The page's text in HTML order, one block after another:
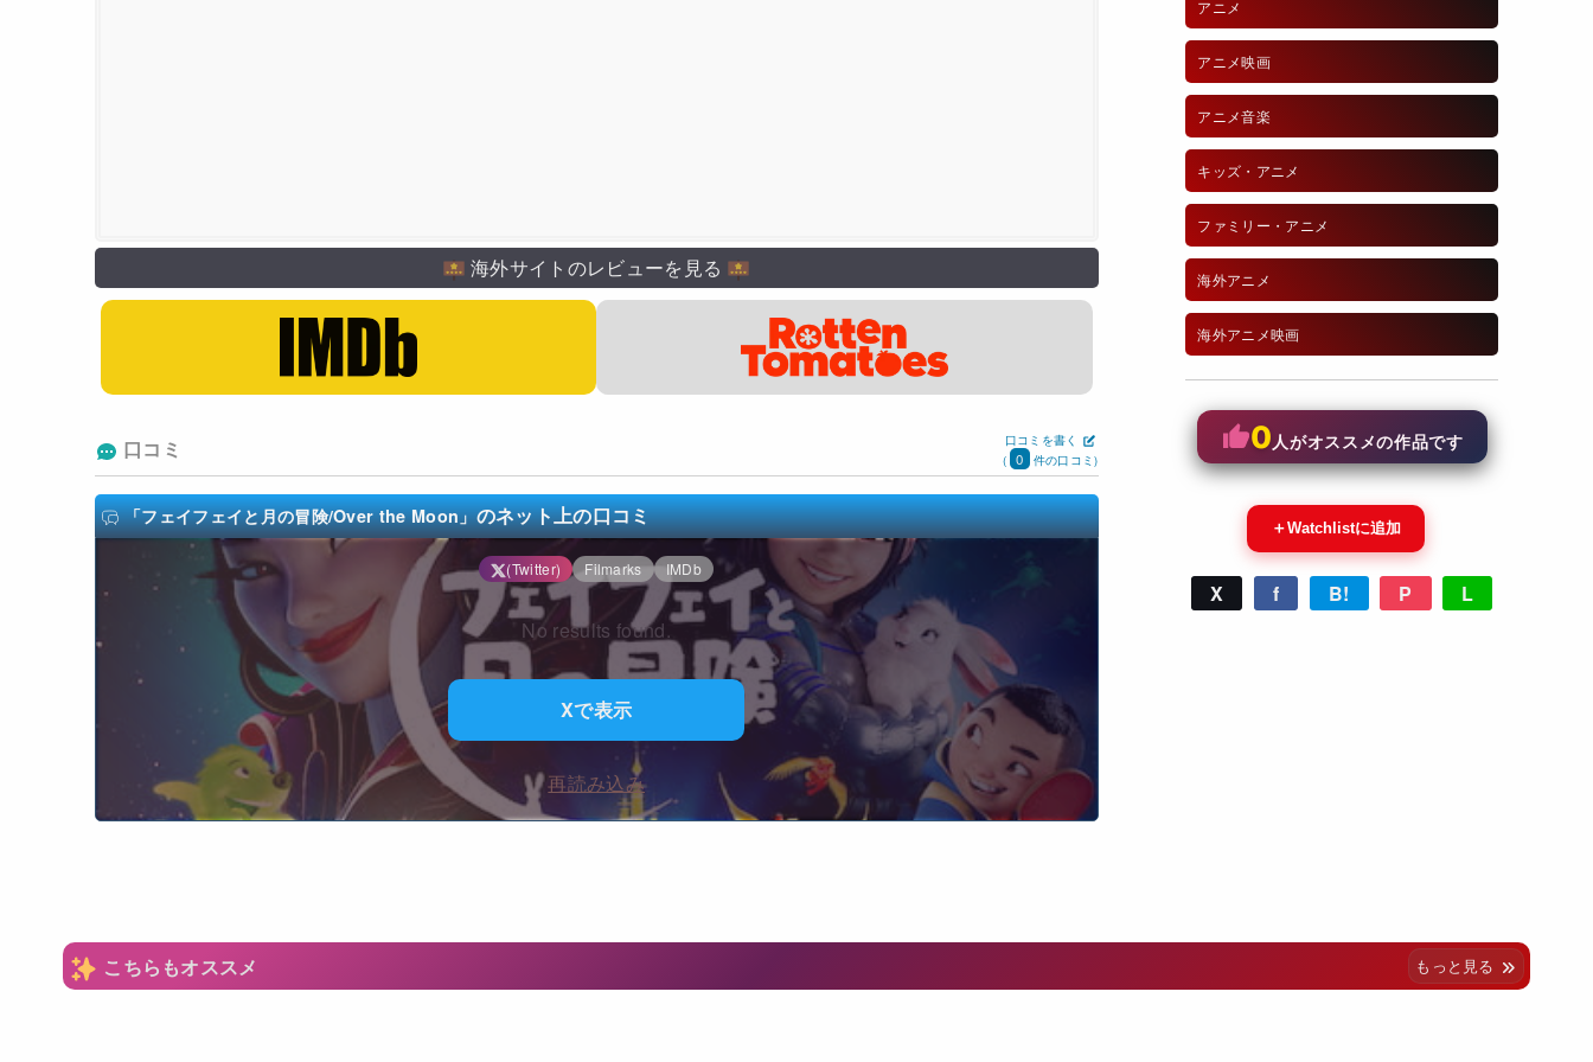
海外サイトのレビューを見る
口コミ
口コミを書く
(
0 件の口コミ)
「フェイフェイと月の冒険/Over the Moon」のネット上の口コミ
(Twitter) Filmarks IMDb
No results found.
Xで表示
再読み込み
アニメ
アニメ映画
アニメ音楽
キッズ・アニメ
ファミリー・アニメ
海外アニメ
海外アニメ映画
0人がオススメの作品です
＋Watchlistに追加
X f B! P L
こちらもオススメ もっと見る